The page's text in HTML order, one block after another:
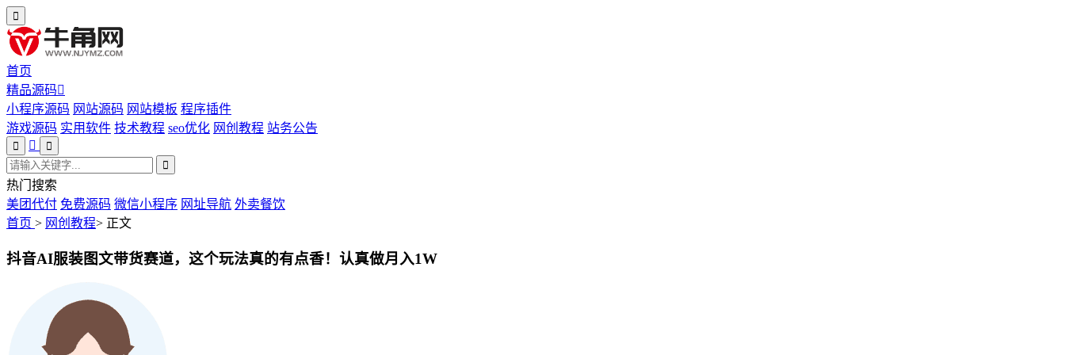
首页
精品源码
小程序源码 网站源码 网站模板 程序插件
游戏源码 实用软件 技术教程 seo优化 网创教程 站务公告
热门搜索
美团代付 免费源码 微信小程序 网址导航 外卖餐饮
首页 > 网创教程> 正文
抖音AI服装图文带货赛道，这个玩法真的有点香！认真做月入1W